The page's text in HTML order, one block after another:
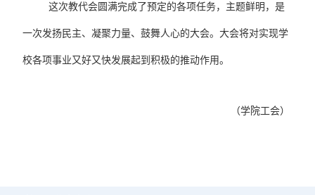
这次教代会圆满完成了预定的各项任务，主题鲜明，是
一次发扬民主、凝聚力量、鼓舞人心的大会。大会将对实现学
校各项事业又好又快发展起到积极的推动作用。
（学院工会）